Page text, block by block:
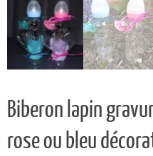
Biberon lapin
rose ou bleu